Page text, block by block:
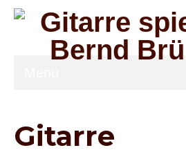
Downloads
Gitarre